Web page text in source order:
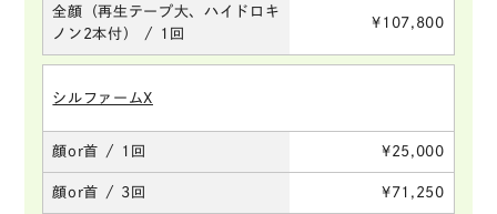
全顔（再生テープ大、ハイドロキ
ノン2本付） / 1回
¥107,800
シルファームX
顔or首 / 1回 ¥25,000
顔or首 / 3回 ¥71,250